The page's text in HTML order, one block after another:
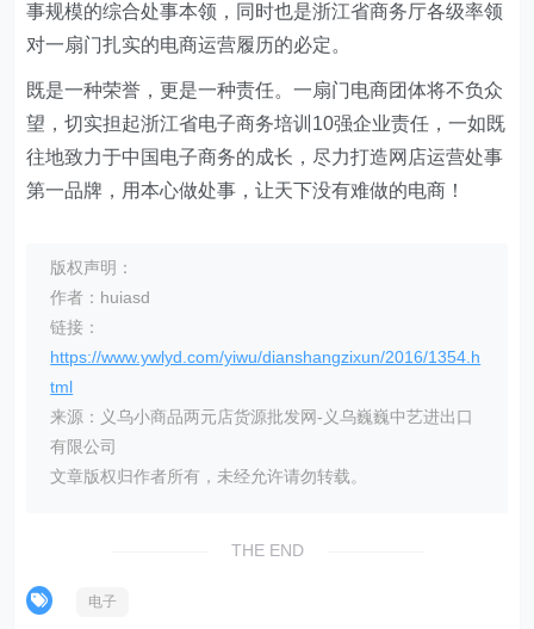
事规模的综合处事本领，同时也是浙江省商务厅各级率领
对一扇门扎实的电商运营履历的必定。
既是一种荣誉，更是一种责任。一扇门电商团体将不负众
望，切实担起浙江省电子商务培训10强企业责任，一如既
往地致力于中国电子商务的成长，尽力打造网店运营处事
第一品牌，用本心做处事，让天下没有难做的电商！
版权声明：
作者：huiasd
链接：
https://www.ywlyd.com/yiwu/dianshangzixun/2016/1354.h
tml
来源：义乌小商品两元店货源批发网-义乌巍巍中艺进出口
有限公司
文章版权归作者所有，未经允许请勿转载。
THE END
电子